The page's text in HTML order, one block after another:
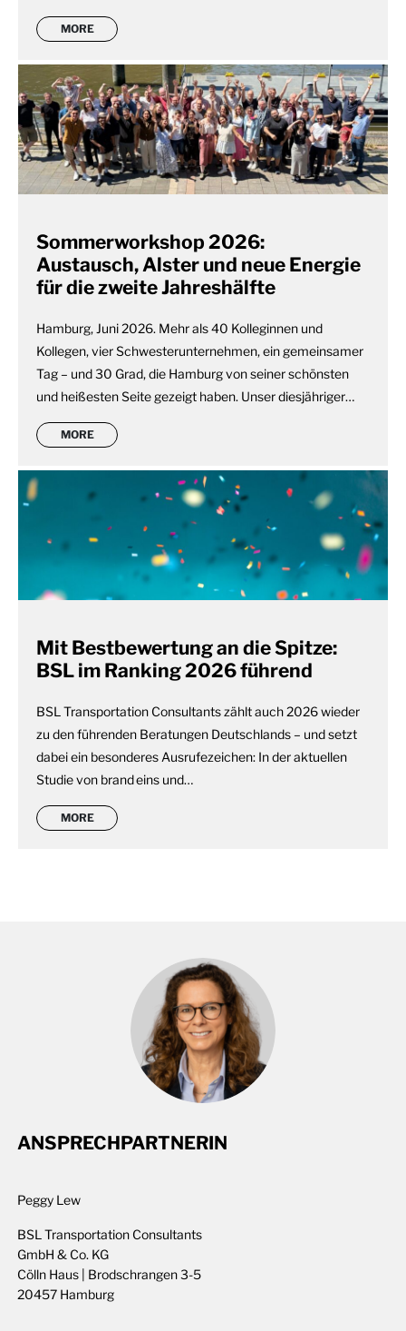
MORE
Sommerworkshop 2026:
Austausch, Alster und neue Energie
für die zweite Jahreshälfte
Hamburg, Juni 2026. Mehr als 40 Kolleginnen und
Kollegen, vier Schwesterunternehmen, ein gemeinsamer
Tag – und 30 Grad, die Hamburg von seiner schönsten
und heißesten Seite gezeigt haben. Unser diesjähriger…
MORE
Mit Bestbewertung an die Spitze:
BSL im Ranking 2026 führend
BSL Transportation Consultants zählt auch 2026 wieder
zu den führenden Beratungen Deutschlands – und setzt
dabei ein besonderes Ausrufezeichen: In der aktuellen
Studie von brand eins und…
MORE
ANSPRECHPARTNERIN
Peggy Lew
BSL Transportation Consultants
GmbH & Co. KG
Cölln Haus | Brodschrangen 3-5
20457 Hamburg